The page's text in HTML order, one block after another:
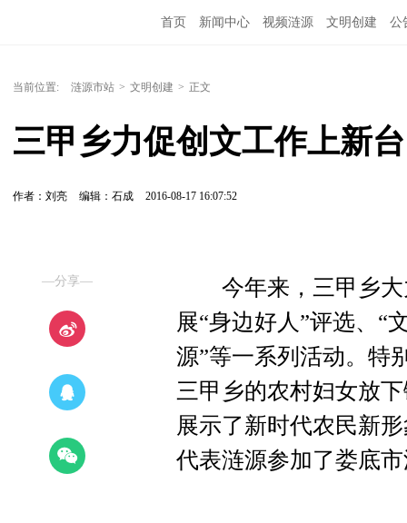
首页 新闻中心 视频涟源 文明创建 公
当前位置: 涟源市站 > 文明创建 > 正文
三甲乡力促创文工作上新
作者：刘亮 编辑：石成 2016-08-17 16:07:52
—分享—
今年来，三甲乡大
展“身边好人”评选、“
源”等一系列活动。特
三甲乡的农村妇女放
展示了新时代农民新
代表涟源参加了娄底